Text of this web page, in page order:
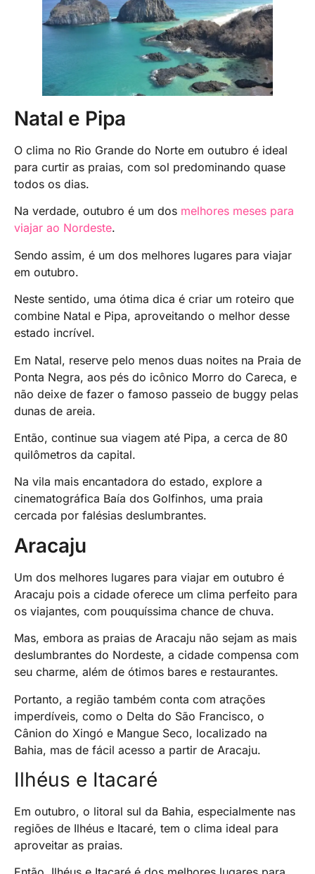
Natal e Pipa
O clima no Rio Grande do Norte em outubro é ideal
para curtir as praias, com sol predominando quase
todos os dias.
Na verdade, outubro é um dos melhores meses para
viajar ao Nordeste.
Sendo assim, é um dos melhores lugares para viajar
em outubro.
Neste sentido, uma ótima dica é criar um roteiro que
combine Natal e Pipa, aproveitando o melhor desse
estado incrível.
Em Natal, reserve pelo menos duas noites na Praia de
Ponta Negra, aos pés do icônico Morro do Careca, e
não deixe de fazer o famoso passeio de buggy pelas
dunas de areia.
Então, continue sua viagem até Pipa, a cerca de 80
quilômetros da capital.
Na vila mais encantadora do estado, explore a
cinematográfica Baía dos Golfinhos, uma praia
cercada por falésias deslumbrantes.
Aracaju
Um dos melhores lugares para viajar em outubro é
Aracaju pois a cidade oferece um clima perfeito para
os viajantes, com pouquíssima chance de chuva.
Mas, embora as praias de Aracaju não sejam as mais
deslumbrantes do Nordeste, a cidade compensa com
seu charme, além de ótimos bares e restaurantes.
Portanto, a região também conta com atrações
imperdíveis, como o Delta do São Francisco, o
Cânion do Xingó e Mangue Seco, localizado na
Bahia, mas de fácil acesso a partir de Aracaju.
Ilhéus e Itacaré
Em outubro, o litoral sul da Bahia, especialmente nas
regiões de Ilhéus e Itacaré, tem o clima ideal para
aproveitar as praias.